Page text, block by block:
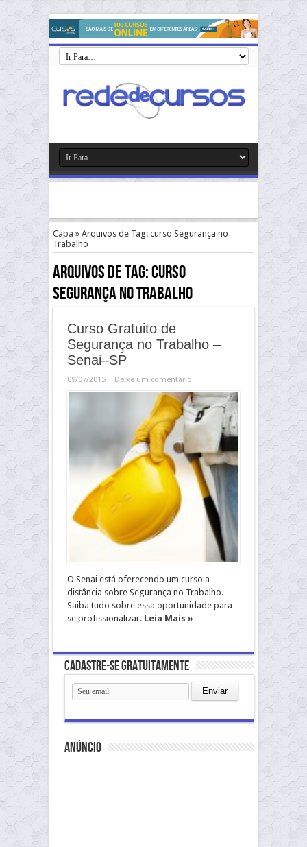
Capa » Arquivos de Tag: curso Segurança no
Trabalho
Arquivos de Tag:curso
Segurança no Trabalho
Curso Gratuito de
Segurança no Trabalho –
Senai–SP
09/07/2015 Deixe um comentário
O Senai está oferecendo um curso a
distância sobre Segurança no Trabalho.
Saiba tudo sobre essa oportunidade para
se profissionalizar. Leia Mais »
Cadastre-se gratuitamente
anúncio